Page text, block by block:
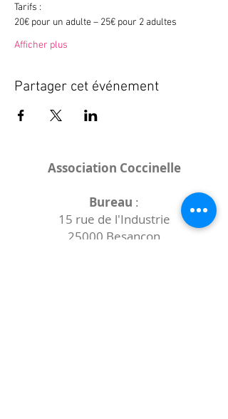
Tarifs :
20€ pour un adulte – 25€ pour 2 adultes
Afficher plus
Partager cet événement
Association Coccinelle
Bureau :
15 rue de l'Industrie
25000 Besançon